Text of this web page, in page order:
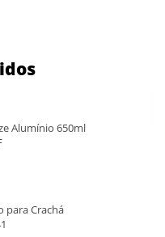
Alumínio 650ml
para Crachá